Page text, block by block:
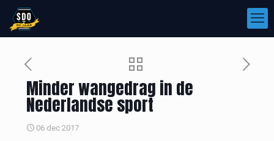
Minder wangedrag in de
Nederlandse sport
06 dec 2017